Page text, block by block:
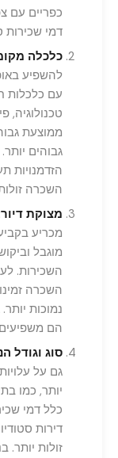
כפריים עם
דמי שכירות
כלכלה
להשפיע
עם כלכלות
טכנולוגיה,
ממוצעת
גבוהים
הזדמנויות
השכרה
מצוקת
מכריע
מוגבל
השכירות.
השכרה
נמוכות
הם
סוג וגודל
גם על
יותר, כמו
כלל דמי
דירות
זולות יותר.